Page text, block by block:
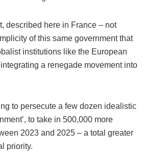
described here in France – not
of this same government that
institutions like the European
a renegade movement into
to persecute a few dozen idealistic
to take in 500,000 more
2023 and 2025 – a total greater
priority.